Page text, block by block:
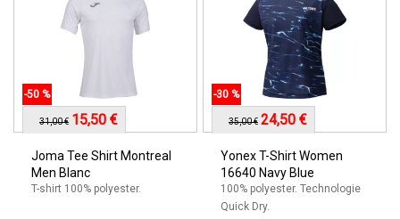
Joma Tee Shirt Montreal
Men Blanc
T-shirt 100% polyester.
-50 %
31,00 € 15,50 €
Yonex T-Shirt Women
16640 Navy Blue
100% polyester. Technologie
Quick Dry.
-30 %
35,00 € 24,50 €